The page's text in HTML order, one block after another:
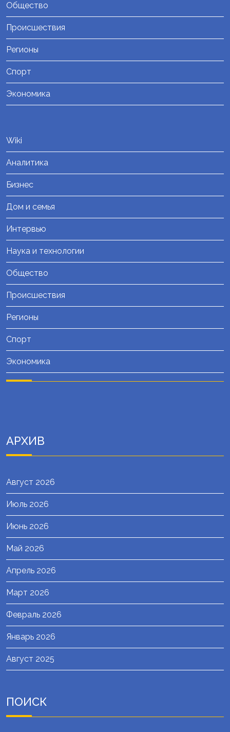
Общество
Происшествия
Регионы
Спорт
Экономика
Wiki
Аналитика
Бизнес
Дом и семья
Интервью
Наука и технологии
Общество
Происшествия
Регионы
Спорт
Экономика
АРХИВ
Август 2026
Июль 2026
Июнь 2026
Май 2026
Апрель 2026
Март 2026
Февраль 2026
Январь 2026
Август 2025
ПОИСК